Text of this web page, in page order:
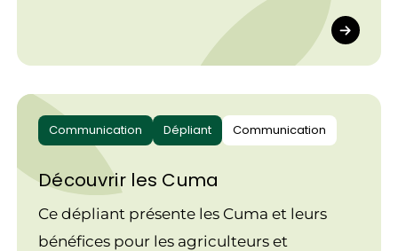
Cuma, quelles sont les missions du Bureau
et du Conseil d'administration de la Cuma.
Communication Dépliant Communication
Découvrir les Cuma
Ce dépliant présente les Cuma et leurs
bénéfices pour les agriculteurs et